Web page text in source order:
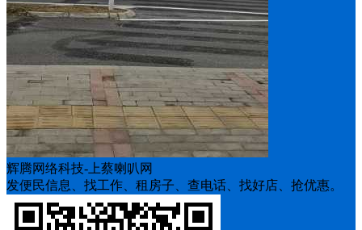
辉腾网络科技-上蔡喇叭网
发便民信息、找工作、租房子、查电话、找好店、抢优惠。